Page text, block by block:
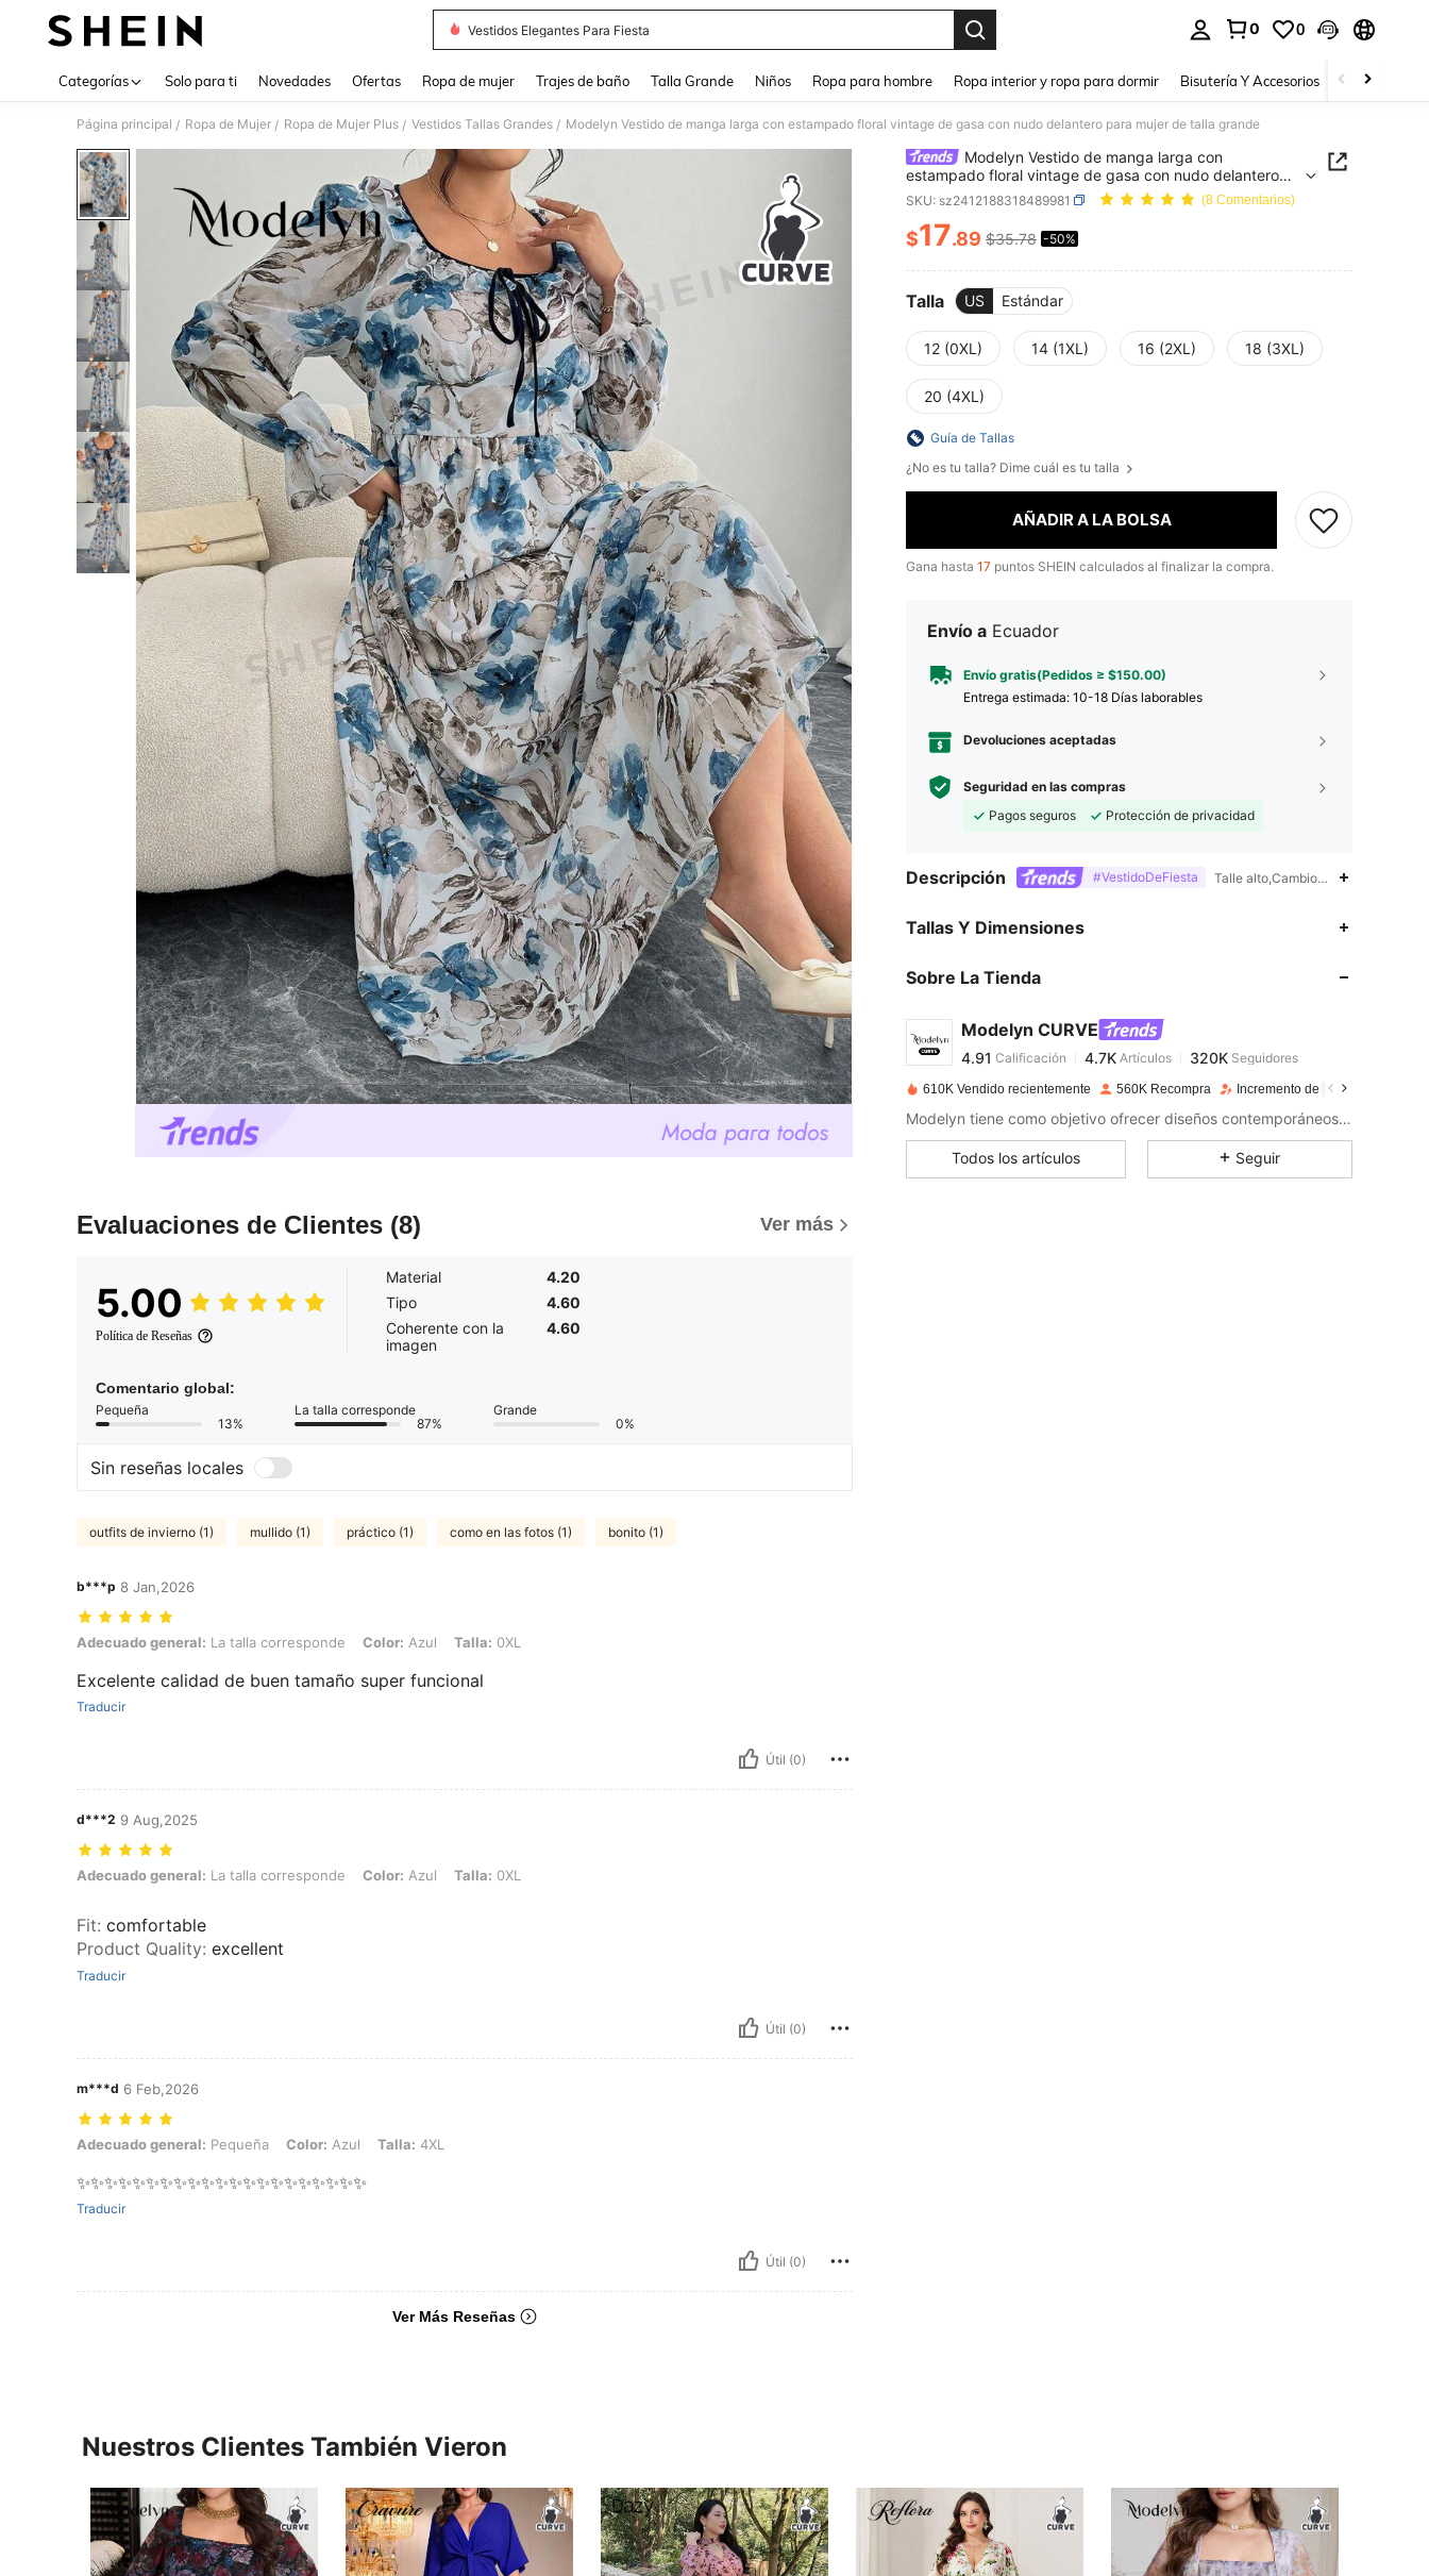
Vestidos Elegantes Para Fiesta
0 0
Categorías Solo para ti Novedades Ofertas Ropa de mujer Trajes de baño Talla Grande Niños Ropa para hombre Ropa interior y ropa para dormir Bisutería Y Accesorios Zapatos
Página principal / Ropa de Mujer / Ropa de Mujer Plus / Vestidos Tallas Grandes / Modelyn Vestido de manga larga con estampado floral vintage de gasa con nudo delantero para mujer de talla grande
Evaluaciones de Clientes (8) Ver más
5.00
Política de Reseñas
Material
4.20
Tipo
4.60
Coherente con la
imagen
4.60
Comentario global:
Pequeña
13%
La talla corresponde
87%
Grande
0%
Sin reseñas locales
outfits de invierno (1) mullido (1) práctico (1) como en las fotos (1) bonito (1)
b***p 8 Jan,2026
Adecuado general: La talla corresponde, Color: Azul, Talla: 0XL
Adecuado general: La talla corresponde Color: Azul Talla: 0XL
Excelente calidad de buen tamaño super funcional
Traducir
Útil (0)
d***2 9 Aug,2025
Adecuado general: La talla corresponde, Color: Azul, Talla: 0XL
Adecuado general: La talla corresponde Color: Azul Talla: 0XL
Fit: comfortable
Product Quality: excellent
Traducir
Útil (0)
m***d 6 Feb,2026
Adecuado general: Pequeña, Color: Azul, Talla: 4XL
Adecuado general: Pequeña Color: Azul Talla: 4XL
✨✨✨✨✨✨✨✨✨✨✨✨✨✨✨✨✨✨✨✨✨
Traducir
Útil (0)
Ver Más Reseñas
Modelyn Vestido de manga larga con
estampado floral vintage de gasa con nudo delantero
para mujer de talla grande
SKU: sz2412188318489981 (8 Comentarios)
PRICE AND AVAILABILITY
$17.89 $35.78 -50%
Talla US Estándar
12 (0XL) 14 (1XL) 16 (2XL) 18 (3XL)
20 (4XL)
Guía de Tallas
¿No es tu talla? Dime cuál es tu talla
AÑADIR A LA BOLSA
Gana hasta 17 puntos SHEIN calculados al finalizar la compra.
Envío a Ecuador
Envío gratis(Pedidos ≥ $150.00)
Entrega estimada: 10-18 Días laborables
Devoluciones aceptadas
Seguridad en las compras
Pagos seguros
Protección de privacidad
Descripción #VestidoDeFiesta Talle alto,Cambios dimensionales
Tallas Y Dimensiones
Sobre La Tienda
Modelyn CURVE
4.91
4.91
Calificación 4.7KArtículos
5***3seguidoHace 11 horas
4.91
4.7K
320K
610K Vendido recientemente 560K Recompra Incremento de seguidores de
Modelyn tiene como objetivo ofrecer diseños contemporáneos y favorecedores perfectamente adaptados a las mujeres modernas que buscan la sencillez sin sacrificar el estilo.
Todos los artículos Seguir
Nuestros Clientes También Vieron